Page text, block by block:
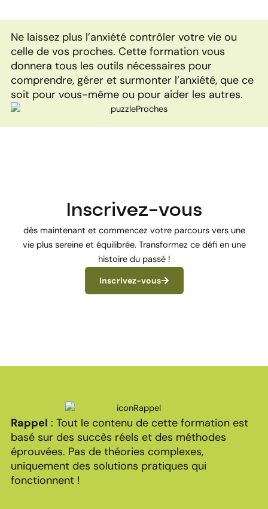
Ne laissez plus l’anxiété contrôler votre vie ou
celle de vos proches. Cette formation vous
donnera tous les outils nécessaires pour
comprendre, gérer et surmonter l’anxiété, que ce
soit pour vous-même ou pour aider les autres.
Inscrivez-vous
dès maintenant et commencez votre parcours vers une
vie plus sereine et équilibrée. Transformez ce défi en une
histoire du passé !
Inscrivez-vous
Rappel : Tout le contenu de cette formation est
basé sur des succès réels et des méthodes
éprouvées. Pas de théories complexes,
uniquement des solutions pratiques qui
fonctionnent !